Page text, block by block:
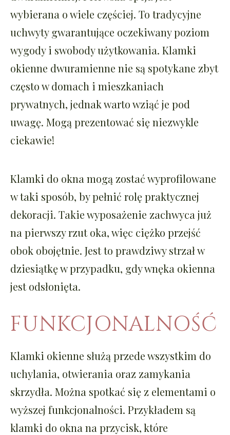
wybierana o wiele częściej. To tradycyjne
uchwyty gwarantujące oczekiwany poziom
wygody i swobody użytkowania. Klamki
okienne dwuramienne nie są spotykane zbyt
często w domach i mieszkaniach
prywatnych, jednak warto wziąć je pod
uwagę. Mogą prezentować się niezwykle
ciekawie!
Klamki do okna mogą zostać wyprofilowane
w taki sposób, by pełnić rolę praktycznej
dekoracji. Takie wyposażenie zachwyca już
na pierwszy rzut oka, więc ciężko przejść
obok obojętnie. Jest to prawdziwy strzał w
dziesiątkę w przypadku, gdy wnęka okienna
jest odsłonięta.
FUNKCJONALNOŚĆ
Klamki okienne służą przede wszystkim do
uchylania, otwierania oraz zamykania
skrzydła. Można spotkać się z elementami o
wyższej funkcjonalności. Przykładem są
klamki do okna na przycisk, które